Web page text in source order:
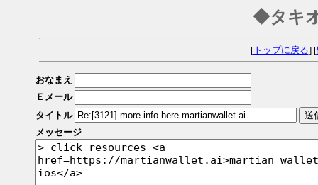
◆タキ
[トップに戻る] [
おなまえ
Ｅメール
タイトル
メッセージ